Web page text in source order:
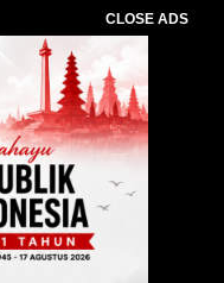
CLOSE ADS